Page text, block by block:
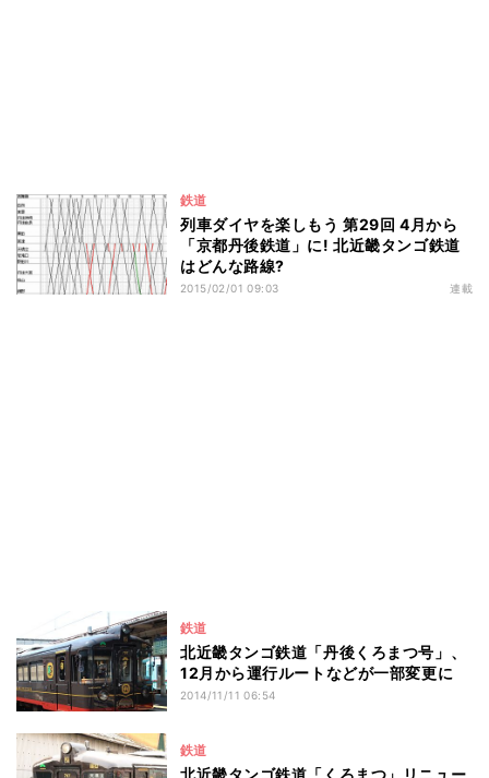
鉄道
列車ダイヤを楽しもう 第29回 4月から
「京都丹後鉄道」に! 北近畿タンゴ鉄道
はどんな路線?
2015/02/01 09:03 連載
鉄道
北近畿タンゴ鉄道「丹後くろまつ号」、
12月から運行ルートなどが一部変更に
2014/11/11 06:54
鉄道
北近畿タンゴ鉄道「くろまつ」リニュー